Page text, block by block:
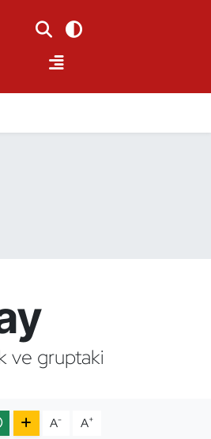
ve gruptaki
A- A+